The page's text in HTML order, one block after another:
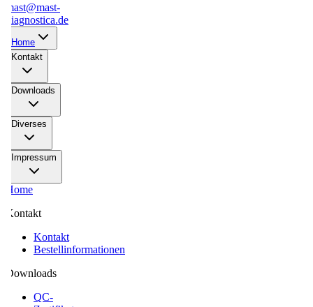
mast@mast-
diagnostica.de
Home
Kontakt
Downloads
Diverses
Impressum
Home
Kontakt
Kontakt
Bestellinformationen
Downloads
QC-